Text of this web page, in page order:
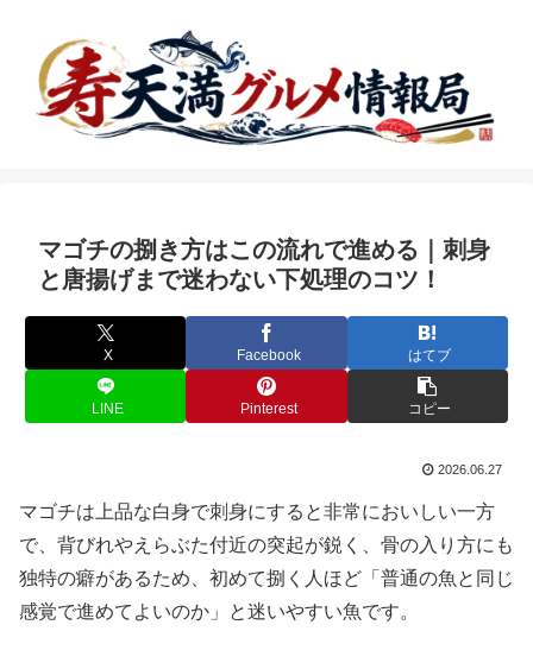
マゴチの捌き方はこの流れで進める｜刺身
と唐揚げまで迷わない下処理のコツ！
X Facebook はてブ
LINE Pinterest コピー
2026.06.27
マゴチは上品な白身で刺身にすると非常においしい一方
で、背びれやえらぶた付近の突起が鋭く、骨の入り方にも
独特の癖があるため、初めて捌く人ほど「普通の魚と同じ
感覚で進めてよいのか」と迷いやすい魚です。